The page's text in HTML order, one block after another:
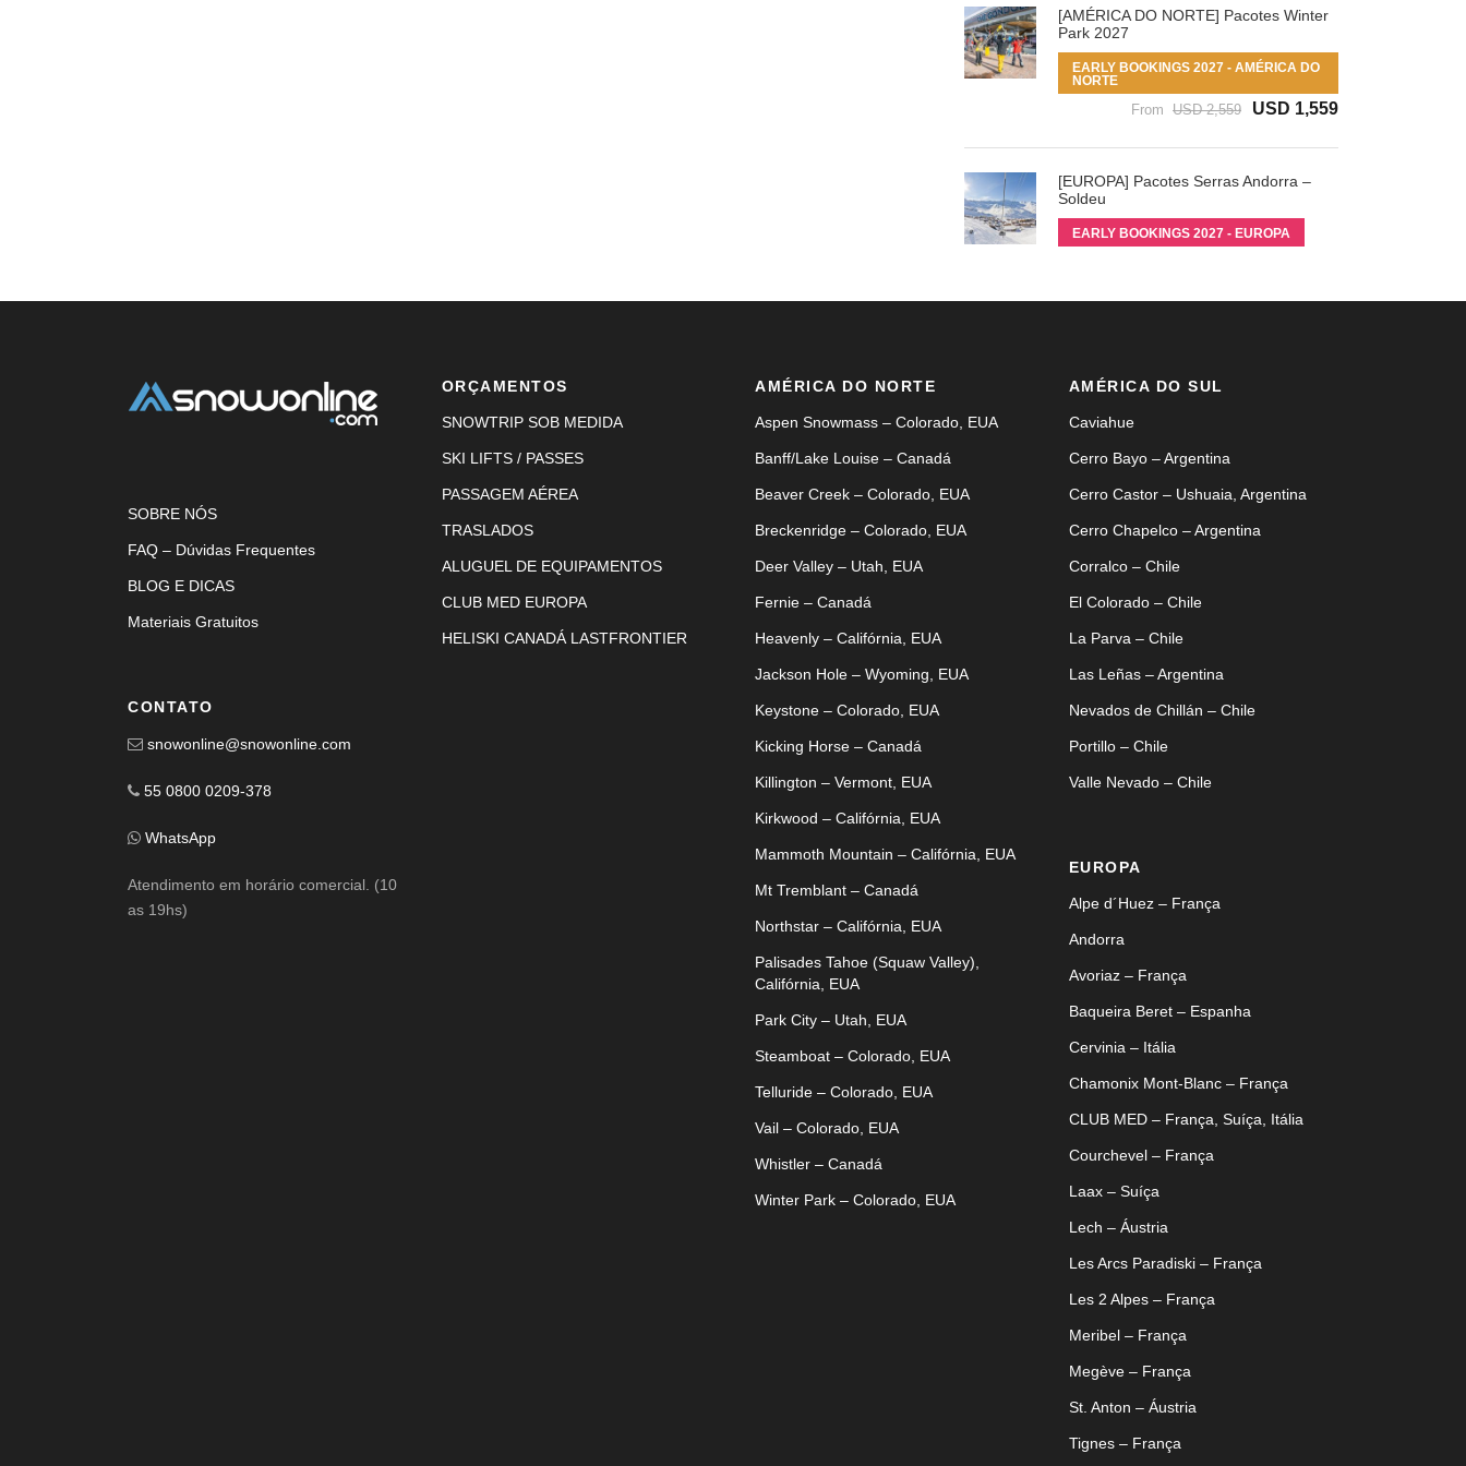
[AMÉRICA DO NORTE] Pacotes Winter
Park 2027
EARLY BOOKINGS 2027 - AMÉRICA DO
NORTE
From USD 2,559 USD 1,559
[EUROPA] Pacotes Serras Andorra –
Soldeu
EARLY BOOKINGS 2027 - EUROPA
SOBRE NÓS
FAQ – Dúvidas Frequentes
BLOG E DICAS
Materiais Gratuitos
CONTATO
snowonline@snowonline.com
55 0800 0209-378
WhatsApp
Atendimento em horário comercial. (10
as 19hs)
ORÇAMENTOS
SNOWTRIP SOB MEDIDA
SKI LIFTS / PASSES
PASSAGEM AÉREA
TRASLADOS
ALUGUEL DE EQUIPAMENTOS
CLUB MED EUROPA
HELISKI CANADÁ LASTFRONTIER
AMÉRICA DO NORTE
Aspen Snowmass – Colorado, EUA
Banff/Lake Louise – Canadá
Beaver Creek – Colorado, EUA
Breckenridge – Colorado, EUA
Deer Valley – Utah, EUA
Fernie – Canadá
Heavenly – Califórnia, EUA
Jackson Hole – Wyoming, EUA
Keystone – Colorado, EUA
Kicking Horse – Canadá
Killington – Vermont, EUA
Kirkwood – Califórnia, EUA
Mammoth Mountain – Califórnia, EUA
Mt Tremblant – Canadá
Northstar – Califórnia, EUA
Palisades Tahoe (Squaw Valley),
Califórnia, EUA
Park City – Utah, EUA
Steamboat – Colorado, EUA
Telluride – Colorado, EUA
Vail – Colorado, EUA
Whistler – Canadá
Winter Park – Colorado, EUA
AMÉRICA DO SUL
Caviahue
Cerro Bayo – Argentina
Cerro Castor – Ushuaia, Argentina
Cerro Chapelco – Argentina
Corralco – Chile
El Colorado – Chile
La Parva – Chile
Las Leñas – Argentina
Nevados de Chillán – Chile
Portillo – Chile
Valle Nevado – Chile
EUROPA
Alpe d´Huez – França
Andorra
Avoriaz – França
Baqueira Beret – Espanha
Cervinia – Itália
Chamonix Mont-Blanc – França
CLUB MED – França, Suíça, Itália
Courchevel – França
Laax – Suíça
Lech – Áustria
Les Arcs Paradiski – França
Les 2 Alpes – França
Meribel – França
Megève – França
St. Anton – Áustria
Tignes – França